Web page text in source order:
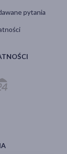
pytania